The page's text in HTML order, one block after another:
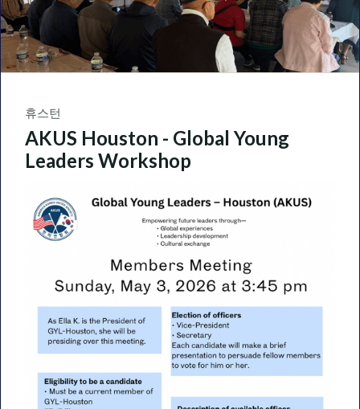
휴스턴
AKUS Houston - Global Young
Leaders Workshop